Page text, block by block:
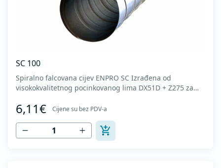
SC 100
Spiralno falcovana cijev ENPRO SC Izrađena od
visokokvalitetnog pocinkovanog lima DX51D + Z275 za
1506 I MEST EN 12237.
6,11€ Cijene su bez PDV-a